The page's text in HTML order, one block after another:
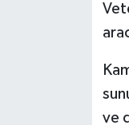
ve
KÜLTÜR
MAGAZİN